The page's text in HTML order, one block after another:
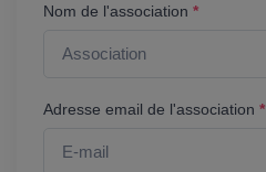
Nom de l'association *
Adresse email de l'association *